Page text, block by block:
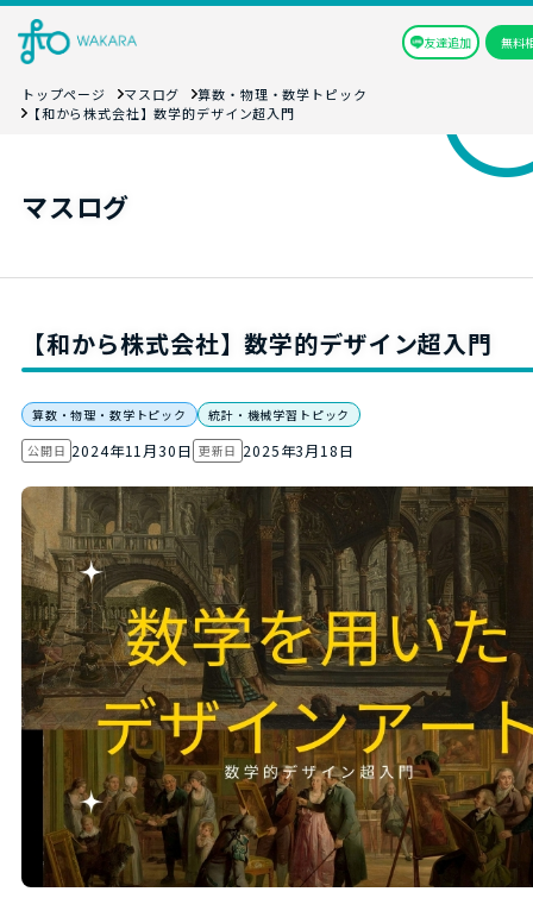
友達追加 無料
トップページ マスログ
算数・物理・数学トピック
【和から株式会社】数学的デザイン超入門
マスログ
【和から株式会社】数学的デザイン超入門
算数・物理・数学トピック
統計・機械学習トピック
公開日 2024年11月30日 更新日 2025年3月18日